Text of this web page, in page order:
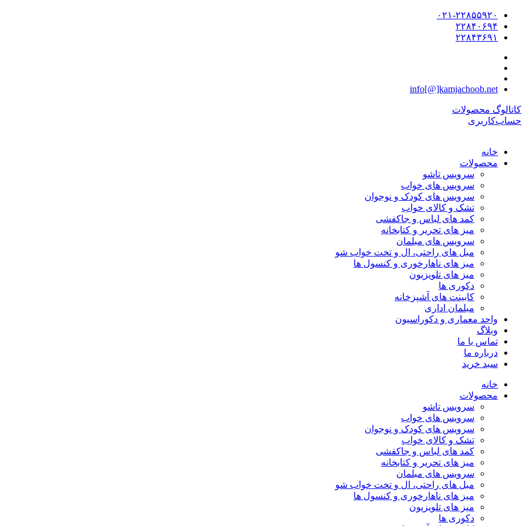
۰۲۱-۲۲۸۵۵۹۲۰
۲۲۸۴۰۶۹۴
۲۲۸۴۳۶۹۱
info[@]kamjachoob.net
کاتالوگ محصولات
حساب‌کاربری
خانه
محصولات
سرویس تاشو
سرویس های خواب
سرویس های کودک و نوجوان
تشک و کالای خواب
کمد های لباس و جاکفشی
میز های تحریر و کتابخانه
سرویس های مبلمان
مبل های راحتی، ال و تخت خواب شو
میز های ناهارخوری و کنسول ها
میز های تلویزیون
دکوری ها
کابینت های آشپزخانه
مبلمان اداری
واحد معماری و دکوراسیون
وبلاگ
تماس با ما
درباره ما
سبد خرید
خانه
محصولات
سرویس تاشو
سرویس های خواب
سرویس های کودک و نوجوان
تشک و کالای خواب
کمد های لباس و جاکفشی
میز های تحریر و کتابخانه
سرویس های مبلمان
مبل های راحتی، ال و تخت خواب شو
میز های ناهارخوری و کنسول ها
میز های تلویزیون
دکوری ها